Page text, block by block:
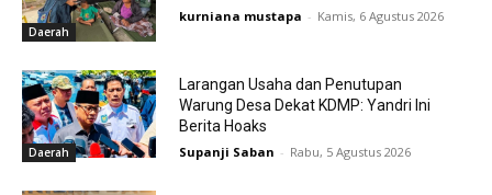
Daerah
kurniana mustapa - Kamis, 6 Agustus 2026
Daerah
Larangan Usaha dan Penutupan
Warung Desa Dekat KDMP: Yandri Ini
Berita Hoaks
Supanji Saban - Rabu, 5 Agustus 2026